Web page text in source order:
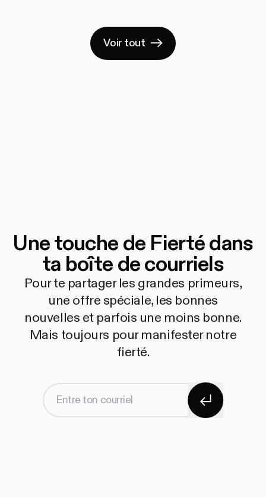
Voir tout
Une touche de Fierté dans
ta boîte de courriels
Pour te partager les grandes primeurs,
une offre spéciale, les bonnes
nouvelles et parfois une moins bonne.
Mais toujours pour manifester notre
fierté.
Entre ton courriel S'abonner